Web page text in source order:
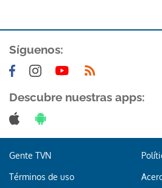
Gracias por suscribirte a
Síguenos:
Descubre nuestras apps:
Gente TVN
Términos de uso